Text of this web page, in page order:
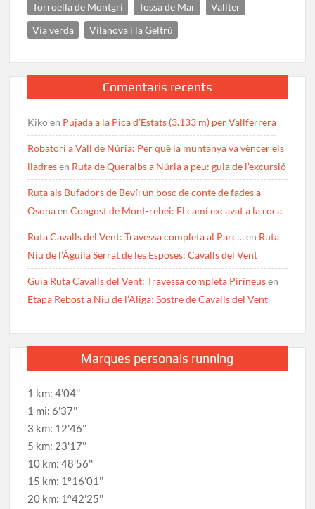
Torroella de Montgrí
Tossa de Mar
Vallter
Via verda
Vilanova i la Geltrú
Comentaris recents
Kikoen Pujada a la Pica d’Estats (3.133 m) per Vallferrera
Robatori a Vall de Núria: Per què la muntanya va vèncer els
lladresen Ruta de Queralbs a Núria a peu: guia de l’excursió
Ruta als Bufadors de Beví: un bosc de conte de fades a
OsonaenCongost de Mont-rebei: El camí excavat a la roca
Ruta Cavalls del Vent: Travessa completa al Parc…en Ruta
Niu de l’Àguila Serrat de les Esposes: Cavalls del Vent
Guia Ruta Cavalls del Vent: Travessa completa Pirineusen
Etapa Rebost a Niu de l’Àliga: Sostre de Cavalls del Vent
Marques personals running
1 km: 4'04''
1 mi: 6'37''
3 km: 12'46''
5 km: 23'17''
10 km: 48'56''
15 km: 1º16'01''
20 km: 1º42'25''